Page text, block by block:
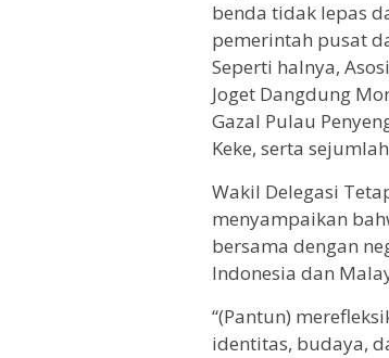
benda tidak lepas
pemerintah pusat
Seperti halnya,
Joget Dangdung
Gazal Pulau
Keke, serta
Wakil Delegasi
menyampaikan
bersama dengan
Indonesia dan
“(Pantun)
identitas, budaya,